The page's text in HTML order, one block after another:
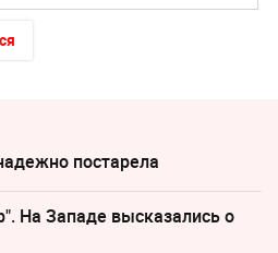
постарела
На Западе высказались о